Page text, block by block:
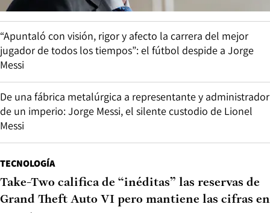
“Apuntaló con visión, rigor y afecto la carrera del mejor
jugador de todos los tiempos”: el fútbol despide a Jorge
Messi
De una fábrica metalúrgica a representante y administrador
de un imperio: Jorge Messi, el silente custodio de Lionel
Messi
TECNOLOGÍA
Take-Two califica de “inéditas” las reservas de
Grand Theft Auto VI pero mantiene las cifras en